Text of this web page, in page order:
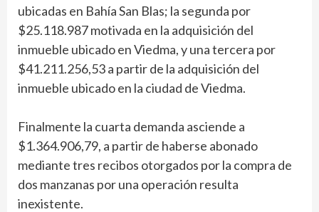
ubicadas en Bahía San Blas; la segunda por
$25.118.987 motivada en la adquisición del
inmueble ubicado en Viedma, y una tercera por
$41.211.256,53 a partir de la adquisición del
inmueble ubicado en la ciudad de Viedma.
Finalmente la cuarta demanda asciende a
$1.364.906,79, a partir de haberse abonado
mediante tres recibos otorgados por la compra de
dos manzanas por una operación resulta
inexistente.